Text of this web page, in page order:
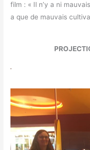
film : « Il n’y a ni
a que de mauvais